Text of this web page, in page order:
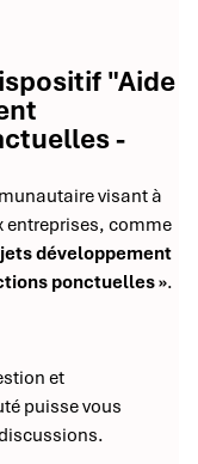
"Aide
-
visant à
entreprises, comme
développement
ponctuelles ».
et
puisse vous